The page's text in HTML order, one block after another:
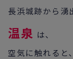
長浜城跡から湧
温泉 は、
空気に触れると